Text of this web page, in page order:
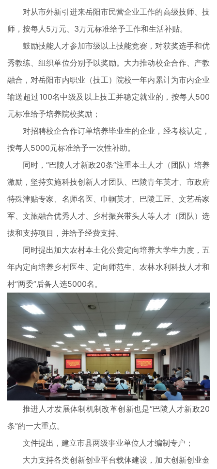
对从市外新引进来岳阳市民营企业工作的高级技师、技
师，按每人5万元、3万元标准给予工作和生活补贴。
鼓励技能人才参加市级以上技能竞赛，对获奖选手和优
秀教练、组织单位分别予以奖励。大力推动校企合作、产教
融合，对岳阳市内职业（技工）院校一年内累计为市内企业
输送超过100名中级及以上技工并稳定就业的，按每人500
元标准给予培养院校奖励；
对招聘校企合作订单培养毕业生的企业，经考核认定，
按每人5000元标准给予一次性补助。
同时，“巴陵人才新政20条”注重本土人才（团队）培养
激励，坚持实施科技创新人才团队、巴陵青年英才、市政府
特殊津贴专家、名师名医、巾帼英才、巴陵工匠、文艺岳家
军、文旅融合优秀人才、乡村振兴带头人等人才（团队）选
拔和支持项目，并给予经费支持。
同时提出加大农村本土化公费定向培养大学生力度，五
年内定向培养乡村医生、定向师范生、农林水利科技人才和
村“两委”后备人选5000名。
推进人才发展体制机制改革创新也是“巴陵人才新政20
条”的一大重点。
文件提出，建立市县两级事业单位人才编制专户；
大力支持各类创新创业平台载体建设，加大创新创业金